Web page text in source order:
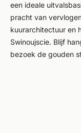
een ideale
pracht van
kuurarchitectuur en
Swinoujscie. Blijf
bezoek de gouden